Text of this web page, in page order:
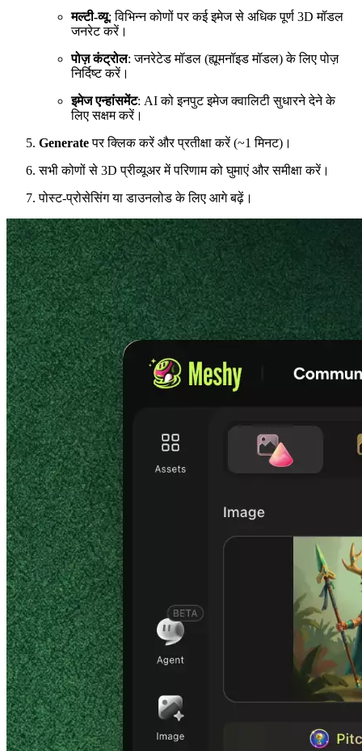
मल्टी-व्यू: विभिन्न कोणों पर कई इमेज से अधिक पूर्ण 3D मॉडल
जनरेट करें।
पोज़ कंट्रोल: जनरेटेड मॉडल (ह्यूमनॉइड मॉडल) के लिए पोज़
निर्दिष्ट करें।
इमेज एन्हांसमेंट: AI को इनपुट इमेज क्वालिटी सुधारने देने के
लिए सक्षम करें।
Generateपर क्लिक करें और प्रतीक्षा करें (~1 मिनट)।
सभी कोणों से 3D प्रीव्यूअर में परिणाम को घुमाएं और समीक्षा करें।
पोस्ट-प्रोसेसिंग या डाउनलोड के लिए आगे बढ़ें।